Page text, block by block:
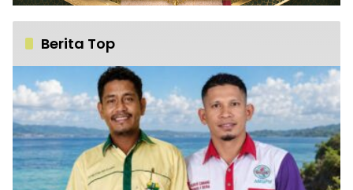
Berita Top